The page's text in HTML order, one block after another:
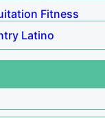
Fitness
Latino